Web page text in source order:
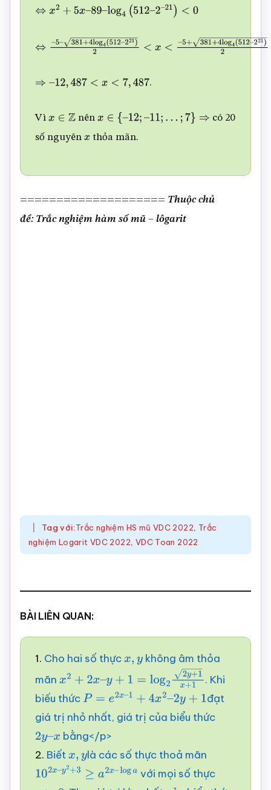
⇔ x2 5 –89 –log 4(512–2–21 )<
⇔ log )2 < < log
⇒– 12,487<x <7 ,487 .
Vì x∈Z nên x∈{ –12;–11 …;7 } ⇒
có 20
số nguyên x thỏa mãn.
==================== Thuộc chủ
đề: Trắc nghiệm hàm số mũ – lôgarit
Tag với:Trắc nghiệm HS mũ VDC 2022, Trắc
nghiệm Logarit VDC 2022, VDC Toan 2022
BÀI LIÊN QUAN:
1. Cho hai số thựcx,y không âm thỏa
mãn x2 +2 x–y+1 =log 22y+1x+1
. Khi
biếu thứcP=e2x–1 + 4x 2–2y+1
đạt
giá trị nhỏ nhất, giá trị của biểu thức
2y–
x
bằng</p>
2. Biếtx,y là các số thực thoả mãn
102x – 2+ 3≥ a2x –
với mọi số thực